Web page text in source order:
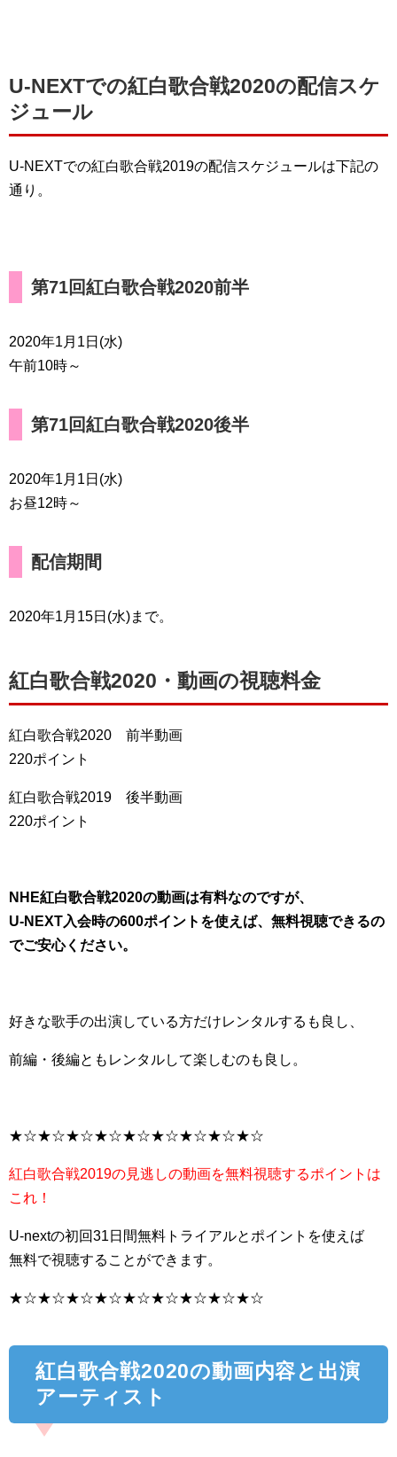
U-NEXTでの紅白歌合戦2020の配信スケ
ジュール
U-NEXTでの紅白歌合戦2019の配信スケジュールは下記の
通り。
第71回紅白歌合戦2020前半
2020年1月1日(水)
午前10時～
第71回紅白歌合戦2020後半
2020年1月1日(水)
お昼12時～
配信期間
2020年1月15日(水)まで。
紅白歌合戦2020・動画の視聴料金
紅白歌合戦2020 前半動画
220ポイント
紅白歌合戦2019 後半動画
220ポイント
NHE紅白歌合戦2020の動画は有料なのですが、
U-NEXT入会時の600ポイントを使えば、無料視聴できるの
でご安心ください。
好きな歌手の出演している方だけレンタルするも良し、
前編・後編ともレンタルして楽しむのも良し。
★☆★☆★☆★☆★☆★☆★☆★☆★☆
紅白歌合戦2019の見逃しの動画を無料視聴するポイントは
これ！
U-nextの初回31日間無料トライアルとポイントを使えば
無料で視聴することができます。
★☆★☆★☆★☆★☆★☆★☆★☆★☆
紅白歌合戦2020の動画内容と出演
アーティスト